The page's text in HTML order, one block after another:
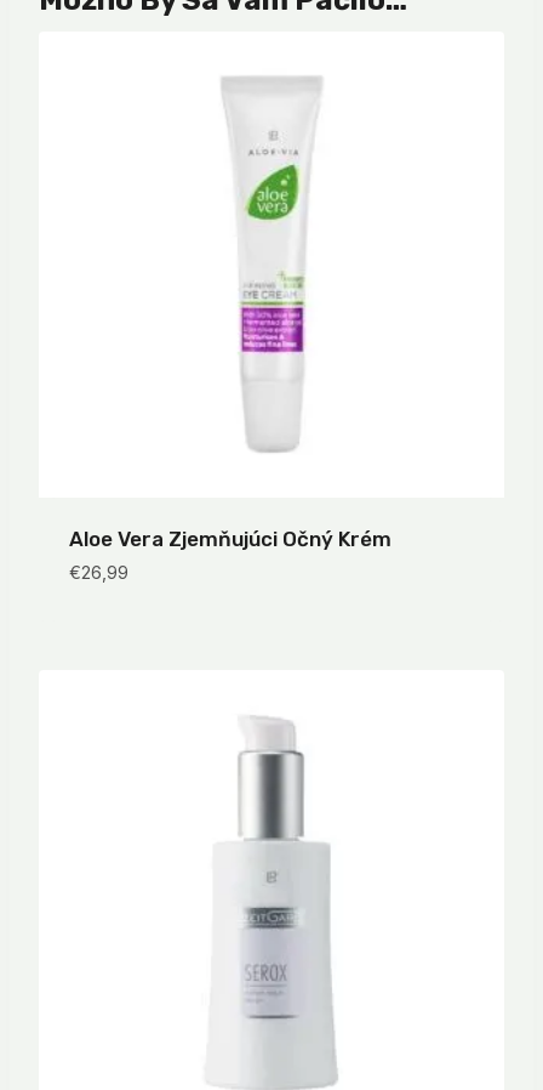
Aloe Vera Zjemňujúci Očný Krém
€26,99